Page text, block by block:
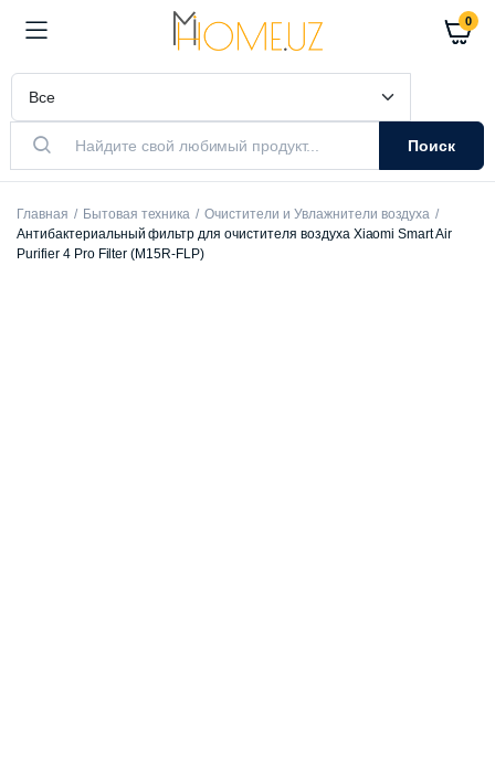
0
Поиск
Главная Бытовая техника
Очистители и Увлажнители воздуха
Антибактериальный фильтр для очистителя воздуха Xiaomi Smart Air
Purifier 4 Pro Filter (M15R-FLP)